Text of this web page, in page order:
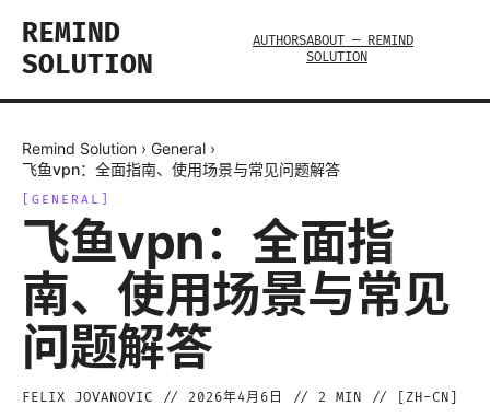
REMIND
SOLUTION
AUTHORSABOUT — REMIND
SOLUTION
Remind Solution › General ›
飞鱼vpn：全面指南、使用场景与常见问题解答
GENERAL
飞鱼vpn：全面指
南、使用场景与常见
问题解答
FELIX JOVANOVIC // 2026年4月6日 // 2 MIN // [ ZH-CN